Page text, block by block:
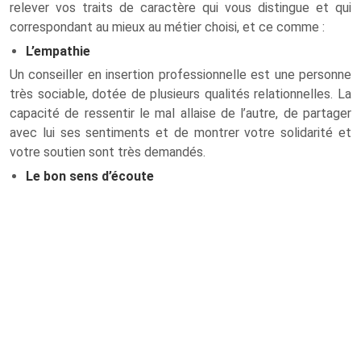
relever vos traits de caractère qui vous distingue et qui
correspondant au mieux au métier choisi, et ce comme :
L’empathie
Un conseiller en insertion professionnelle est une personne
très sociable, dotée de plusieurs qualités relationnelles. La
capacité de ressentir le mal allaise de l’autre, de partager
avec lui ses sentiments et de montrer votre solidarité et
votre soutien sont très demandés.
Le bon sens d’écoute